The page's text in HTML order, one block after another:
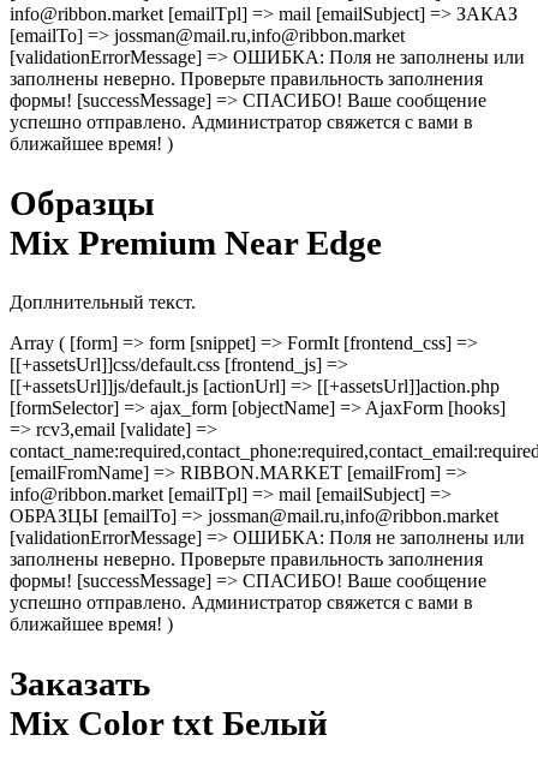
info@ribbon.market [emailTpl] => mail [emailSubject] => ЗАКАЗ
[emailTo] => jossman@mail.ru,info@ribbon.market
[validationErrorMessage] => ОШИБКА: Поля не заполнены или
заполнены неверно. Проверьте правильность заполнения
формы! [successMessage] => СПАСИБО! Ваше сообщение
успешно отправлено. Администратор свяжется с вами в
ближайшее время! )
Образцы
Mix Premium Near Edge
Доплнительный текст.
Array ( [form] => form [snippet] => FormIt [frontend_css] =>
[[+assetsUrl]]css/default.css [frontend_js] =>
[[+assetsUrl]]js/default.js [actionUrl] => [[+assetsUrl]]action.php
[formSelector] => ajax_form [objectName] => AjaxForm [hooks]
=> rcv3,email [validate] =>
[emailFromName] => RIBBON.MARKET [emailFrom] =>
info@ribbon.market [emailTpl] => mail [emailSubject] =>
ОБРАЗЦЫ [emailTo] => jossman@mail.ru,info@ribbon.market
[validationErrorMessage] => ОШИБКА: Поля не заполнены или
заполнены неверно. Проверьте правильность заполнения
формы! [successMessage] => СПАСИБО! Ваше сообщение
успешно отправлено. Администратор свяжется с вами в
ближайшее время! )
Заказать
Mix Color txt Белый